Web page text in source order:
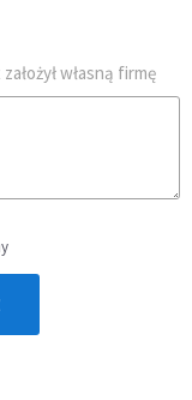
własną firmę